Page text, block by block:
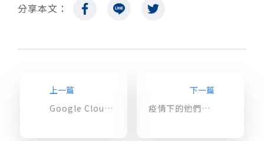
分享本文：
上一篇
Google Cloud Next OnAir 正式開跑 新訊洞察即時看
下一篇
疫情下的他們：全球企業的遠端辦公防疫故事